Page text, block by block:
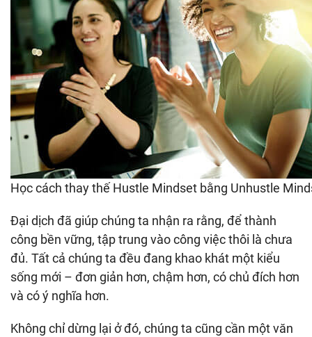
Học cách thay thế Hustle Mindset bằng Unhustle
Đại dịch đã giúp chúng ta nhận ra rằng, để thành
công bền vững, tập trung vào công việc thôi là chưa
đủ. Tất cả chúng ta đều đang khao khát một kiểu
sống mới – đơn giản hơn, chậm hơn, có chủ đích hơn
và có ý nghĩa hơn.
Không chỉ dừng lại ở đó, chúng ta cũng cần một văn